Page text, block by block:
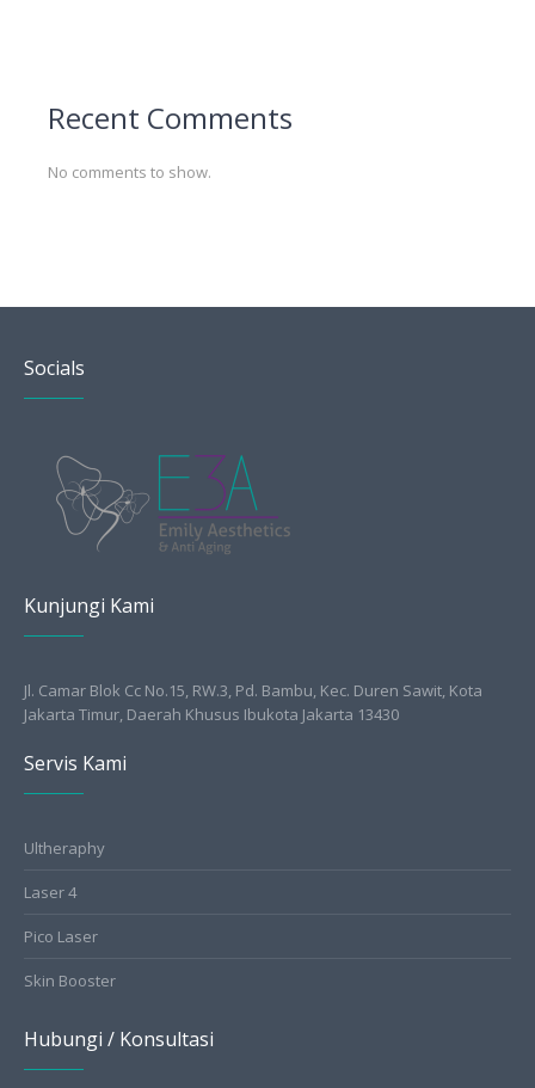
Recent Comments
No comments to show.
Socials
Kunjungi Kami
Jl. Camar Blok Cc No.15, RW.3, Pd. Bambu, Kec. Duren Sawit, Kota
Jakarta Timur, Daerah Khusus Ibukota Jakarta 13430
Servis Kami
Ultheraphy
Laser 4
Pico Laser
Skin Booster
Hubungi / Konsultasi